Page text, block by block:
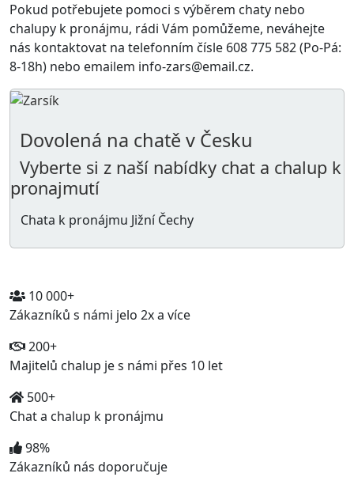
Pokud potřebujete pomoci s výběrem chaty nebo
chalupy k pronájmu, rádi Vám pomůžeme, neváhejte
nás kontaktovat na telefonním čísle 608 775 582 (Po-Pá:
8-18h) nebo emailem info-zars@email.cz.
Dovolená na chatě v Česku
Vyberte si z naší nabídky chat a chalup k
pronajmutí
Chata k pronájmu Jižní Čechy
10 000+
Zákazníků s námi jelo 2x a více
200+
Majitelů chalup je s námi přes 10 let
500+
Chat a chalup k pronájmu
98%
Zákazníků nás doporučuje